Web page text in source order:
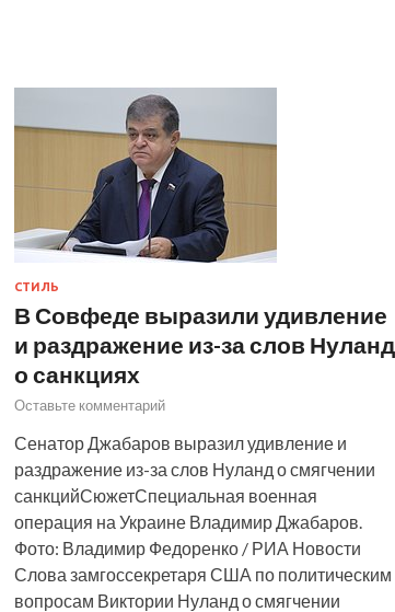
СТИЛЬ
В Совфеде выразили удивление
и раздражение из-за слов Нуланд
о санкциях
Оставьте комментарий
Сенатор Джабаров выразил удивление и
раздражение из-за слов Нуланд о смягчении
санкцийСюжетСпециальная военная
операция на Украине Владимир Джабаров.
Фото: Владимир Федоренко / РИА Новости
Слова замгоссекретаря США по политическим
вопросам Виктории Нуланд о смягчении